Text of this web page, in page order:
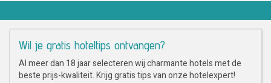
Wil je gratis hoteltips ontvangen?
Al meer dan 18 jaar selecteren wij charmante hotels met de
beste prijs-kwaliteit. Krijg gratis tips van onze hotelexpert!